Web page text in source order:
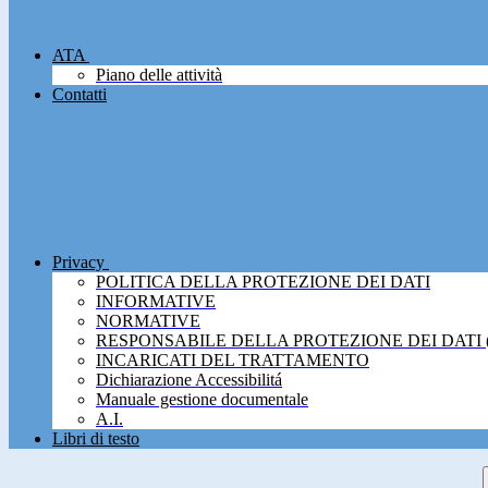
ATA
Piano delle attività
Contatti
Privacy
POLITICA DELLA PROTEZIONE DEI DATI
INFORMATIVE
NORMATIVE
RESPONSABILE DELLA PROTEZIONE DEI DATI
INCARICATI DEL TRATTAMENTO
Dichiarazione Accessibilitá
Manuale gestione documentale
A.I.
Libri di testo